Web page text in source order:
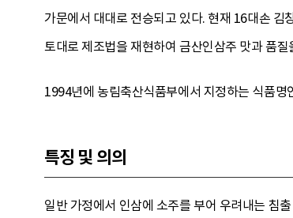
가문에서 대대로 전승되고 있다. 현재 16대손
토대로 제조법을 재현하여 금산인삼주 맛과 품질
1994년에 농림축산식품부에서 지정하는 식품
특징 및 의의
일반 가정에서 인삼에 소주를 부어 우려내는 침